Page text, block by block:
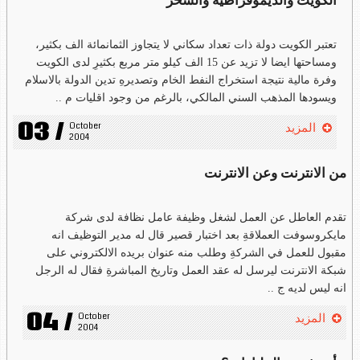
تعتبر الكويت دولة ذات تعداد سكاني لا يتجاوز الثمانمائة الف بكثير،
ومساحتها ايضا لا تزيد عن 15 الف كيلو متر مربع بكثيرِ لدى الكويت
وفرة مالية نتيجة استخراج النفط الخام وتصديرهِ تدين الدولة بالاسلام
ويسودها المذهب السني المالكي، بالرغم من وجود اقليات م ..
03 / October
2004
المزيد
من الانترنت وعن الانترنت
تقدم العاطل عن العمل لشغل وظيفة عامل نظافة لدى شركة
مايكروسوفت العملاقةِ بعد اختبار قصير قال له مدير التوظيف انه
مقبول للعمل في الشركةِ وطلب منه عنوان بريده الالكتروني على
شبكة الانترنت ليرسل له عقد العمل وتاريخ المباشرةِ فقال له الرجل
انه ليس لديه ج ..
04 / October
2004
المزيد